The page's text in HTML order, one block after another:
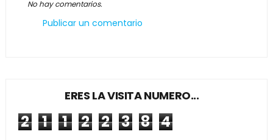
No hay comentarios.
Publicar un comentario
ERES LA VISITA NUMERO...
2 1 1 2 2 3 8 4